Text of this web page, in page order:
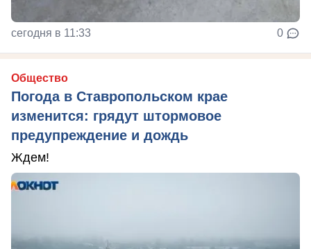
сегодня в 11:33 0
Общество
Погода в Ставропольском крае
изменится: грядут штормовое
предупреждение и дождь
Ждем!